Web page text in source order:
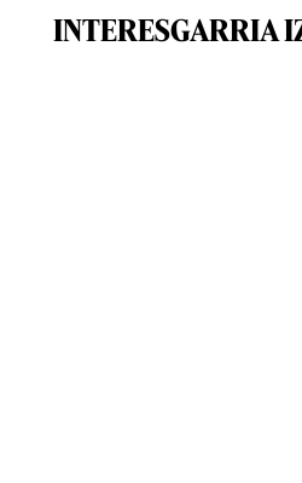
INTERESGARRIA